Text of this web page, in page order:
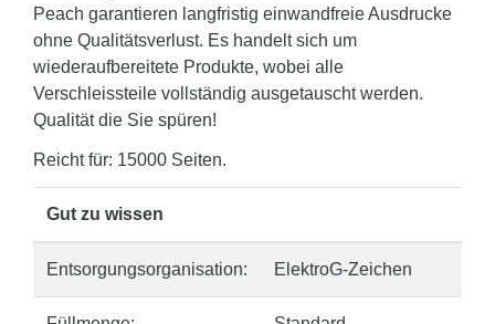
Peach garantieren langfristig einwandfreie Ausdrucke
ohne Qualitätsverlust. Es handelt sich um
wiederaufbereitete Produkte, wobei alle
Verschleissteile vollständig ausgetauscht werden.
Qualität die Sie spüren!
Reicht für: 15000 Seiten.
Gut zu wissen
Entsorgungsorganisation: ElektroG-Zeichen